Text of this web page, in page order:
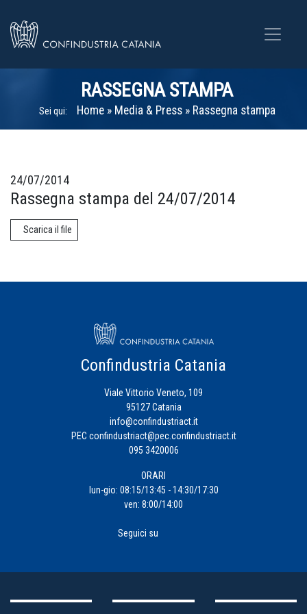
RASSEGNA STAMPA
Sei qui: Home» Media & Press» Rassegna stampa
24/07/2014
Rassegna stampa del 24/07/2014
Scarica il file
Confindustria Catania
Viale Vittorio Veneto, 109
95127 Catania
info@confindustriact.it
PEC confindustriact@pec.confindustriact.it
095 3420006
ORARI
lun-gio: 08:15/13:45 - 14:30/17:30
ven: 8:00/14:00
Seguici su